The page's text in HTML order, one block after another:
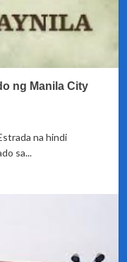
ng Manila City
na hindi
sa...